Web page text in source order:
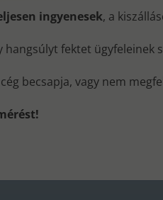
ingyenesek, a
fektet ügyfeleinek
becsapja, vagy nem